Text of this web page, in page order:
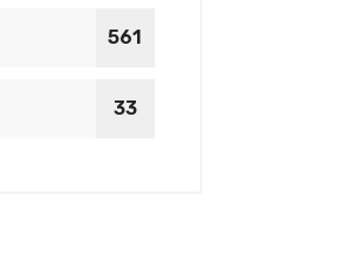
561
33